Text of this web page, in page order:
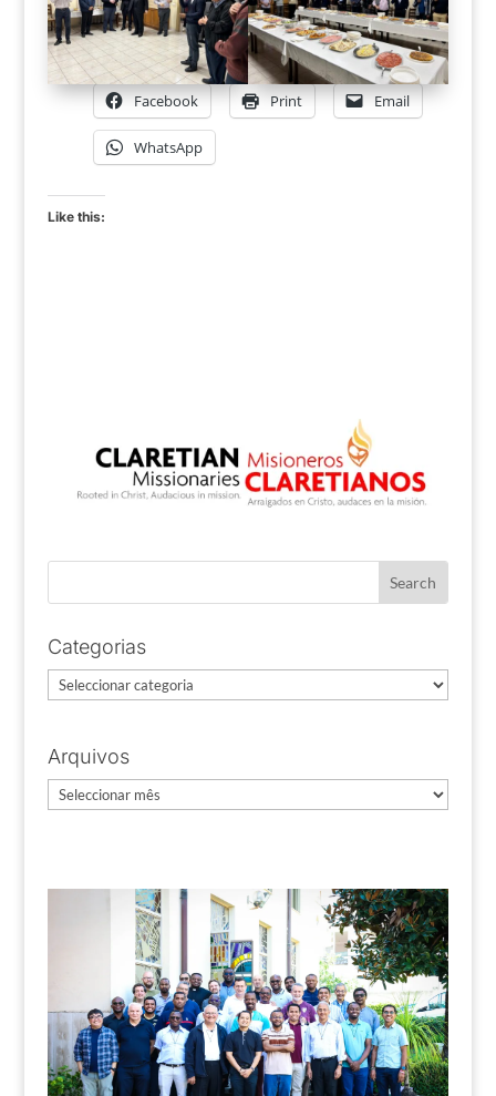
Facebook Print Email
WhatsApp
Like this:
Categorias
Categorias
Arquivos
Arquivos